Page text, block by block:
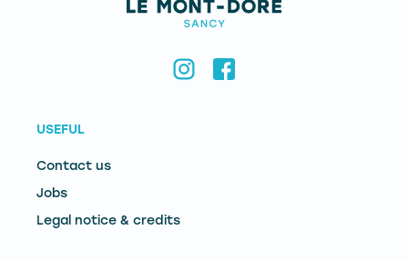
USEFUL
Contact us
Jobs
Legal notice & credits